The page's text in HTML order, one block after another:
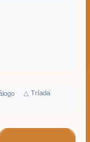
△ Tríada